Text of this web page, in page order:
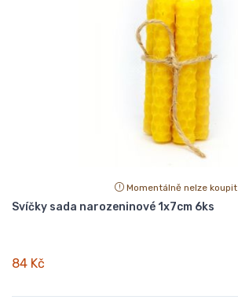
Momentálně nelze koupit
Svíčky sada narozeninové 1x7cm 6ks
84 Kč